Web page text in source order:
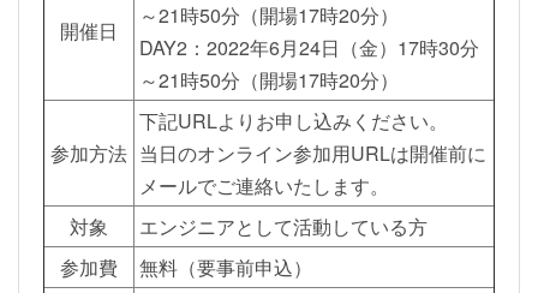
開催日
～21時50分（開場17時20分）
DAY2：2022年6月24日（金）17時30分
～21時50分（開場17時20分）
参加方法
下記URLよりお申し込みください。
当日のオンライン参加用URLは開催前に
メールでご連絡いたします。
対象
エンジニアとして活動している方
参加費
無料（要事前申込）